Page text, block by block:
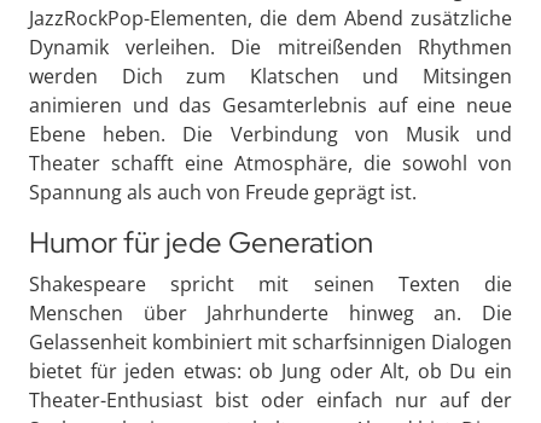
JazzRockPop-Elementen, die dem Abend zusätzliche
Dynamik verleihen. Die mitreißenden Rhythmen
werden Dich zum Klatschen und Mitsingen
animieren und das Gesamterlebnis auf eine neue
Ebene heben. Die Verbindung von Musik und
Theater schafft eine Atmosphäre, die sowohl von
Spannung als auch von Freude geprägt ist.
Humor für jede Generation
Shakespeare spricht mit seinen Texten die
Menschen über Jahrhunderte hinweg an. Die
Gelassenheit kombiniert mit scharfsinnigen Dialogen
bietet für jeden etwas: ob Jung oder Alt, ob Du ein
Theater-Enthusiast bist oder einfach nur auf der